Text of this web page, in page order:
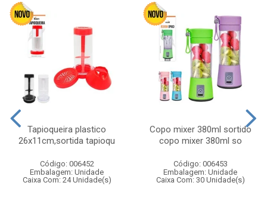
Tapioqueira plastico
26x11cm,sortida tapioqu
Código: 006452
Embalagem: Unidade
Caixa Com: 24 Unidade(s)
Copo mixer 380ml sortido
copo mixer 380ml so
Código: 006453
Embalagem: Unidade
Caixa Com: 30 Unidade(s)